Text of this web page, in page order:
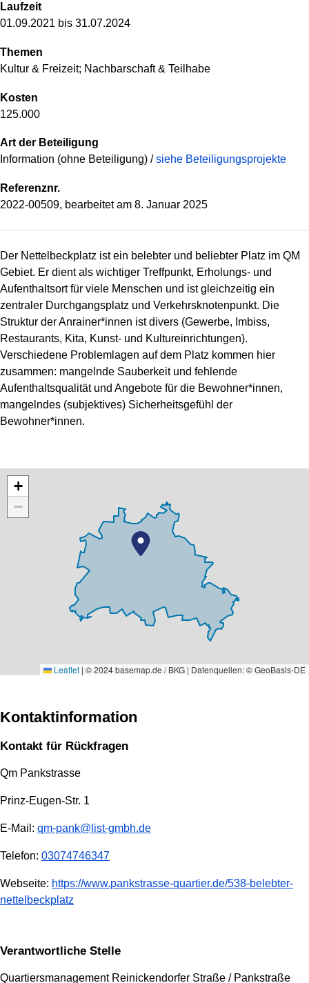
Laufzeit
01.09.2021 bis 31.07.2024
Themen
Kultur & Freizeit; Nachbarschaft & Teilhabe
Kosten
125.000
Art der Beteiligung
Information (ohne Beteiligung) /siehe Beteiligungsprojekte
Referenznr.
2022-00509, bearbeitet am 8. Januar 2025
Der Nettelbeckplatz ist ein belebter und beliebter Platz im QM
Gebiet. Er dient als wichtiger Treffpunkt, Erholungs- und
Aufenthaltsort für viele Menschen und ist gleichzeitig ein
zentraler Durchgangsplatz und Verkehrsknotenpunkt. Die
Struktur der Anrainer*innen ist divers (Gewerbe, Imbiss,
Restaurants, Kita, Kunst- und Kultureinrichtungen).
Verschiedene Problemlagen auf dem Platz kommen hier
zusammen: mangelnde Sauberkeit und fehlende
Aufenthaltsqualität und Angebote für die Bewohner*innen,
mangelndes (subjektives) Sicherheitsgefühl der
Bewohner*innen.
+
−
Leaflet | © 2024 basemap.de / BKG | Datenquellen: © GeoBasis-DE
Kontaktinformation
Kontakt für Rückfragen
Qm Pankstrasse
Prinz-Eugen-Str. 1
E-Mail: qm-pank@list-gmbh.de
Telefon: 03074746347
Webseite: https://www.pankstrasse-quartier.de/538-belebter-
nettelbeckplatz
Verantwortliche Stelle
Quartiersmanagement Reinickendorfer Straße / Pankstraße